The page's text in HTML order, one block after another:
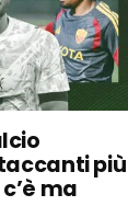
più
ma